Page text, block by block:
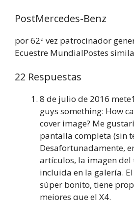
PostMercedes-Benz
por 62ª vez patrocinador
Ecuestre MundialPostes
22 Respuestas
8 de julio de 2016
guys something: How
cover image? Me
pantalla completa (sin
Desafortunadamente,
artículos, la imagen del
incluida en la galería.
súper bonito, tiene
mejores que el X4.